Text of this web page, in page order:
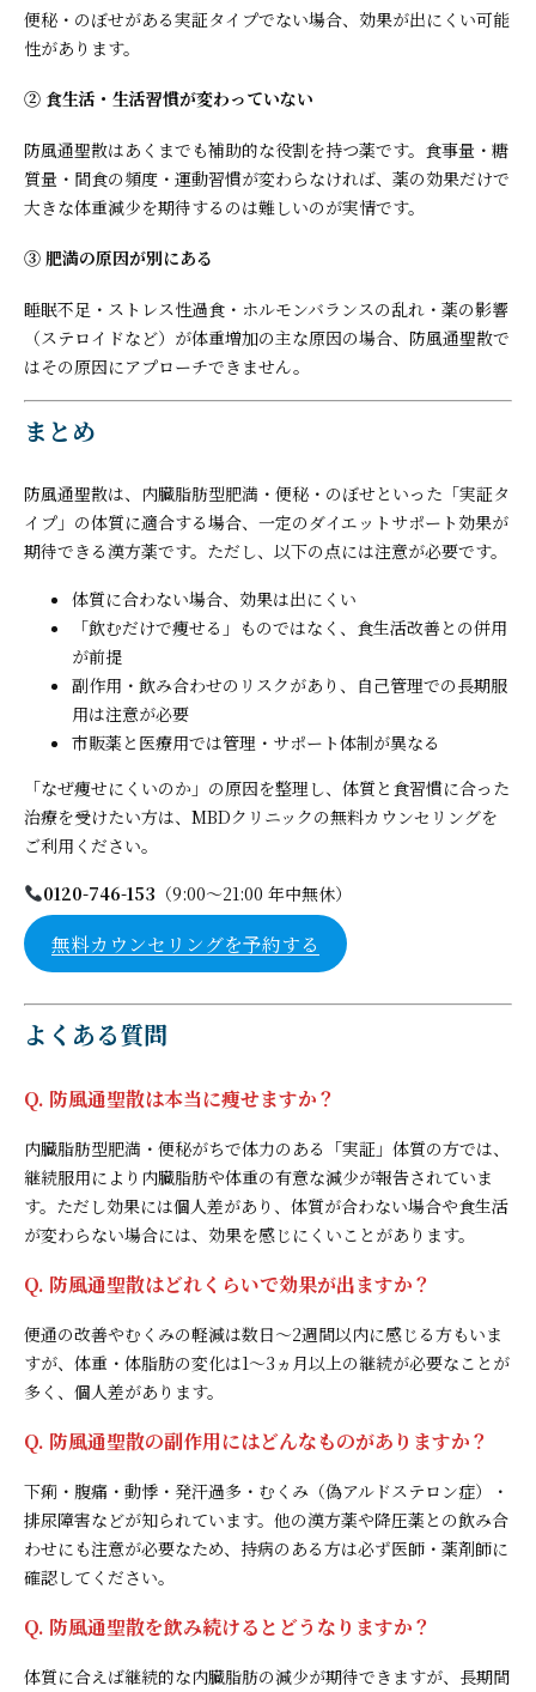
便秘・のぼせがある実証タイプでない場合、効果が出にくい可能
性があります。
② 食生活・生活習慣が変わっていない
防風通聖散はあくまでも補助的な役割を持つ薬です。食事量・糖
質量・間食の頻度・運動習慣が変わらなければ、薬の効果だけで
大きな体重減少を期待するのは難しいのが実情です。
③ 肥満の原因が別にある
睡眠不足・ストレス性過食・ホルモンバランスの乱れ・薬の影響
（ステロイドなど）が体重増加の主な原因の場合、防風通聖散で
はその原因にアプローチできません。
まとめ
防風通聖散は、内臓脂肪型肥満・便秘・のぼせといった「実証タ
イプ」の体質に適合する場合、一定のダイエットサポート効果が
期待できる漢方薬です。ただし、以下の点には注意が必要です。
体質に合わない場合、効果は出にくい
「飲むだけで痩せる」ものではなく、食生活改善との併用
が前提
副作用・飲み合わせのリスクがあり、自己管理での長期服
用は注意が必要
市販薬と医療用では管理・サポート体制が異なる
「なぜ痩せにくいのか」の原因を整理し、体質と食習慣に合った
治療を受けたい方は、MBDクリニックの無料カウンセリングを
ご利用ください。
0120-746-153 （9:00〜21:00 年中無休）
無料カウンセリングを予約する
よくある質問
Q. 防風通聖散は本当に痩せますか？
内臓脂肪型肥満・便秘がちで体力のある「実証」体質の方では、
継続服用により内臓脂肪や体重の有意な減少が報告されていま
す。ただし効果には個人差があり、体質が合わない場合や食生活
が変わらない場合には、効果を感じにくいことがあります。
Q. 防風通聖散はどれくらいで効果が出ますか？
便通の改善やむくみの軽減は数日〜2週間以内に感じる方もいま
すが、体重・体脂肪の変化は1〜3ヵ月以上の継続が必要なことが
多く、個人差があります。
Q. 防風通聖散の副作用にはどんなものがありますか？
下痢・腹痛・動悸・発汗過多・むくみ（偽アルドステロン症）・
排尿障害などが知られています。他の漢方薬や降圧薬との飲み合
わせにも注意が必要なため、持病のある方は必ず医師・薬剤師に
確認してください。
Q. 防風通聖散を飲み続けるとどうなりますか？
体質に合えば継続的な内臓脂肪の減少が期待できますが、長期間